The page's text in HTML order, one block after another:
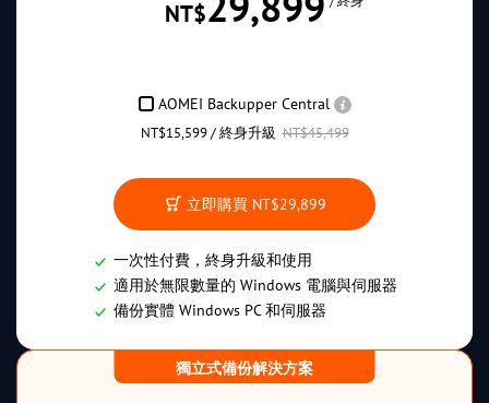
NT$
AOMEI Backupper Central
NT$15,599 / 終身升級NT$45,499
立即購買 NT$29,899
一次性付費，終身升級和使用
適用於無限數量的 Windows 電腦與伺服器
備份實體 Windows PC 和伺服器
獨立式備份解決方案